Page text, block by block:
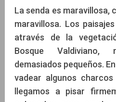
La senda es maravillosa,
maravillosa. Los
através de la
Bosque
demasiados pequeños.
vadear algunos
llegamos a pisar